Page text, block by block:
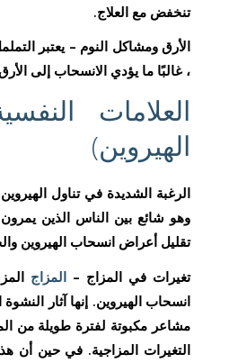
تنخفض مع العلاج.
الأرق ومشاكل النوم – يعتبر
، غالبًا ما يؤدي الانسحاب إلى
العلامات
الهيروين)
الرغبة الشديدة في تناول
وهو شائع بين الناس الذين
تقليل أعراض انسحاب الهيروين
تغيرات في المزاج – المزاج
انسحاب الهيروين. إنها آثار
مشاعر مكبوتة لفترة طويلة من
التغيرات المزاجية. في حين أن